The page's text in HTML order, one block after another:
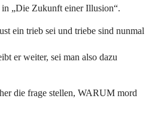
in „Die Zukunft einer Illusion“.
ein trieb sei und triebe sind nunmal
er weiter, sei man also dazu
die frage stellen, WARUM mord